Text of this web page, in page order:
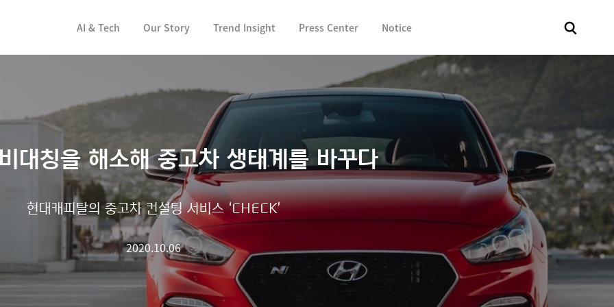
AI & Tech Our Story Trend Insight Press Center
보도자료 Fact & Check
Notice
대칭을 해소해 중고차 생태계를 바꾸다
현대캐피탈의 중고차 컨설팅 서비스 ‘CHECK’
2020.10.06